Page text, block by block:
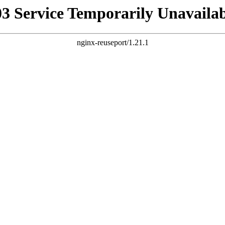
Service Temporarily
nginx-reuseport/1.21.1